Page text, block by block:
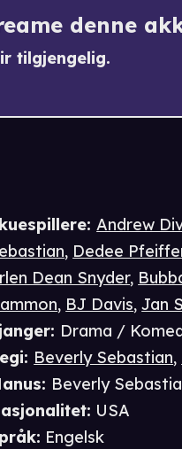
denne
tilgjengelig.
:Andrew
, Dedee
Dean Snyder,
, BJ Davis,Jan
: Drama /
: Beverly Sebastian,
: Beverly
: USA
: Engelsk